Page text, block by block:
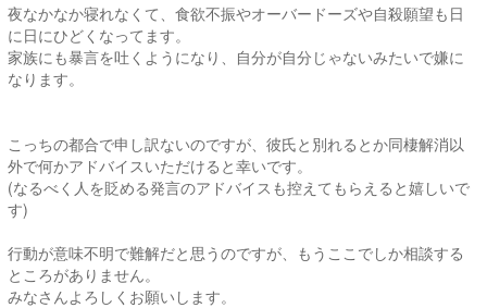
夜なかなか寝れなくて、食欲不振やオーバードーズや自殺願望も日
に日にひどくなってます。
家族にも暴言を吐くようになり、自分が自分じゃないみたいで嫌に
なります。
こっちの都合で申し訳ないのですが、彼氏と別れるとか同棲解消以
外で何かアドバイスいただけると幸いです。
(なるべく人を貶める発言のアドバイスも控えてもらえると嬉しいで
す)
行動が意味不明で難解だと思うのですが、もうここでしか相談する
ところがありません。
みなさんよろしくお願いします。